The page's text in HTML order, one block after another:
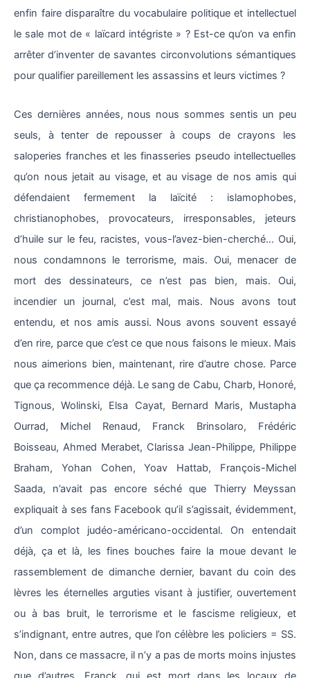
enfin faire disparaître du vocabulaire politique et intellectuel
le sale mot de « laïcard intégriste » ? Est-ce qu’on va enfin
arrêter d’inventer de savantes circonvolutions sémantiques
pour qualifier pareillement les assassins et leurs victimes ?
Ces dernières années, nous nous sommes sentis un peu
seuls, à tenter de repousser à coups de crayons les
saloperies franches et les finasseries pseudo intellectuelles
qu’on nous jetait au visage, et au visage de nos amis qui
défendaient fermement la laïcité : islamophobes,
christianophobes, provocateurs, irresponsables, jeteurs
d’huile sur le feu, racistes, vous-l’avez-bien-cherché… Oui,
nous condamnons le terrorisme, mais. Oui, menacer de
mort des dessinateurs, ce n’est pas bien, mais. Oui,
incendier un journal, c’est mal, mais. Nous avons tout
entendu, et nos amis aussi. Nous avons souvent essayé
d’en rire, parce que c’est ce que nous faisons le mieux. Mais
nous aimerions bien, maintenant, rire d’autre chose. Parce
que ça recommence déjà. Le sang de Cabu, Charb, Honoré,
Tignous, Wolinski, Elsa Cayat, Bernard Maris, Mustapha
Ourrad, Michel Renaud, Franck Brinsolaro, Frédéric
Boisseau, Ahmed Merabet, Clarissa Jean-Philippe, Philippe
Braham, Yohan Cohen, Yoav Hattab, François-Michel
Saada, n’avait pas encore séché que Thierry Meyssan
expliquait à ses fans Facebook qu’il s’agissait, évidemment,
d’un complot judéo-américano-occidental. On entendait
déjà, ça et là, les fines bouches faire la moue devant le
rassemblement de dimanche dernier, bavant du coin des
lèvres les éternelles arguties visant à justifier, ouvertement
ou à bas bruit, le terrorisme et le fascisme religieux, et
s’indignant, entre autres, que l’on célèbre les policiers = SS.
Non, dans ce massacre, il n’y a pas de morts moins injustes